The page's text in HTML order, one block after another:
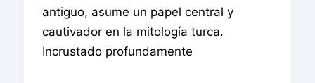
antiguo, asume un papel central y
cautivador en la mitología turca.
Incrustado profundamente